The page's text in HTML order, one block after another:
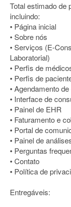
Total estimado de
incluindo:
• Página inicial
• Sobre nós
• Serviços (E-
Laboratorial)
• Perfis de
• Perfis de
• Agendamento
• Interface de
• Painel de EHR
• Faturamento e
• Portal de
• Painel de
• Perguntas
• Contato
• Política de
Entregáveis: